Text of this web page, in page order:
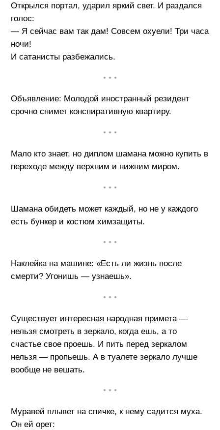
Открылся портал, ударил яркий свет. И раздался
голос:
— Я сейчас вам так дам! Совсем охуели! Три часа
ночи!
И сатанисты разбежались.
• • •
Объявление: Молодой иностранный резидент
срочно снимет конспиративную квартиру.
• • •
Мало кто знает, но диплом шамана можно купить в
переходе между верхним и нижним миром.
• • •
Шамана обидеть может каждый, но не у каждого
есть бункер и костюм химзащиты.
• • •
Наклейка на машине: «Есть ли жизнь после
смерти? Угонишь — узнаешь».
• • •
Существует интересная народная примета —
нельзя смотреть в зеркало, когда ешь, а то
счастье свое проешь. И пить перед зеркалом
нельзя — пропьешь. А в туалете зеркало лучше
вообще не вешать.
• • •
Муравей плывет на спичке, к нему садится муха.
Он ей орет: